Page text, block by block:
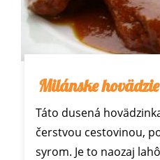
Milánske
Táto dusená
čerstvou cestovinou,
syrom. Je to naozaj